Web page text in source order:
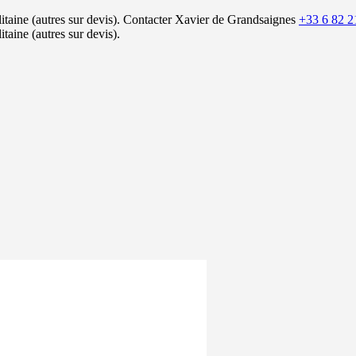
(autres sur devis). Contacter Xavier de Grandsaignes +33 6 82
(autres sur devis).